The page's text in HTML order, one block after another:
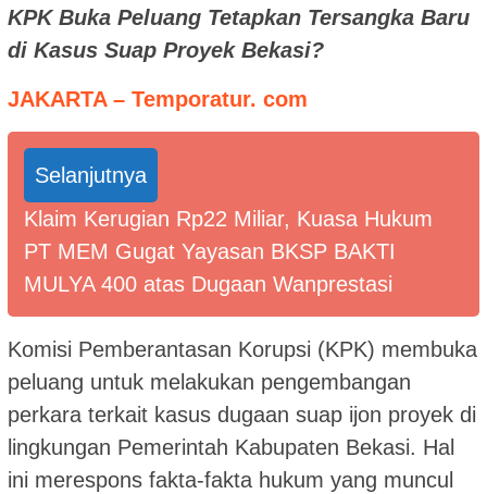
KPK Buka Peluang Tetapkan Tersangka Baru
di Kasus Suap Proyek Bekasi?
JAKARTA – Temporatur. com
Selanjutnya
Klaim Kerugian Rp22 Miliar, Kuasa Hukum
PT MEM Gugat Yayasan BKSP BAKTI
MULYA 400 atas Dugaan Wanprestasi
Komisi Pemberantasan Korupsi (KPK) membuka
peluang untuk melakukan pengembangan
perkara terkait kasus dugaan suap ijon proyek di
lingkungan Pemerintah Kabupaten Bekasi. Hal
ini merespons fakta-fakta hukum yang muncul